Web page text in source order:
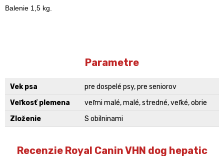
Balenie 1,5 kg.
Parametre
Vek psa
pre dospelé psy, pre seniorov
Veľkosť plemena
veľmi malé, malé, stredné, veľké, obrie
Zloženie
S obilninami
Recenzie Royal Canin VHN dog hepatic